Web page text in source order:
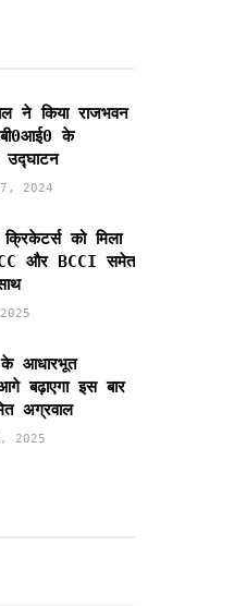
ने किया राजभवन
के
उद्घाटन
2024
को मिला
और BCCI समेत
के आधारभूत
बढ़ाएगा इस बार
अग्रवाल
2025